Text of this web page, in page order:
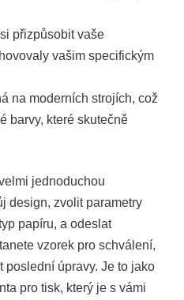
přizpůsobit vaše
vašim specifickým
na moderních strojích, což
barvy, které skutečně
jednoduchou
design, zvolit parametry
papíru, a odeslat
vzorek pro schválení,
poslední úpravy. Je to jako
pro tisk, který je s vámi